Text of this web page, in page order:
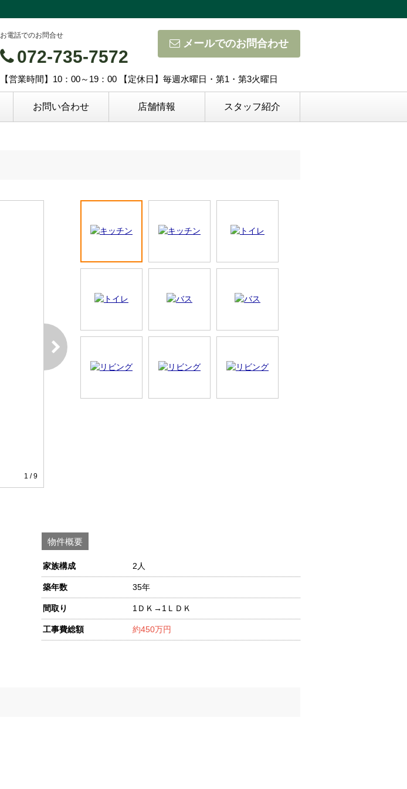
メールでのお問合わせ
お電話でのお問合せ
072-735-7572
【営業時間】10：00～19：00 【定休日】毎週水曜日・第1・第3火曜日
お問い合わせ 店舗情報 スタッフ紹介
1 / 9
物件概要
家族構成 2人
築年数 35年
間取り 1ＤＫ→1ＬＤＫ
工事費総額 約450万円